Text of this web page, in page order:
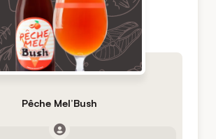
Pêche Mel’Bush